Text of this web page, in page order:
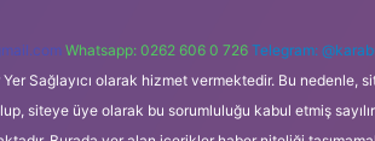
Whatsapp: 0262 606 0 726 Telegram:
Sağlayıcı olarak hizmet vermektedir. Bu
siteye üye olarak bu sorumluluğu kabul etmiş